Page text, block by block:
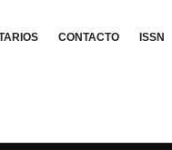
CONTACTO ISSN